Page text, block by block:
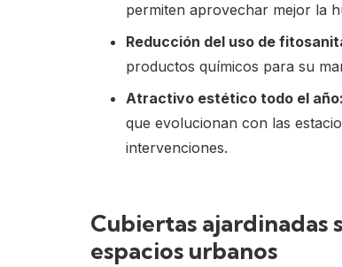
permiten aprovechar mejor la
Reducción del uso de
productos químicos para su
Atractivo estético todo el año:
que evolucionan con las
intervenciones.
Cubiertas ajardinadas
espacios urbanos